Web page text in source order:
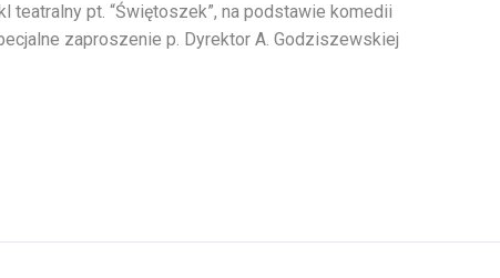
teatralny pt. “Świętoszek”, na podstawie komedii
zaproszenie p. Dyrektor A. Godziszewskiej